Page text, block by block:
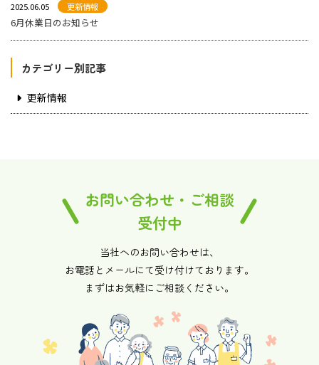
2025.06.05 更新情報
6月休業日のお知らせ
カテゴリー別記事
更新情報
お問い合わせ・ご相談
受付中
当社へのお問い合わせは、
お電話とメールにて受け付けております。
まずはお気軽にご相談ください。